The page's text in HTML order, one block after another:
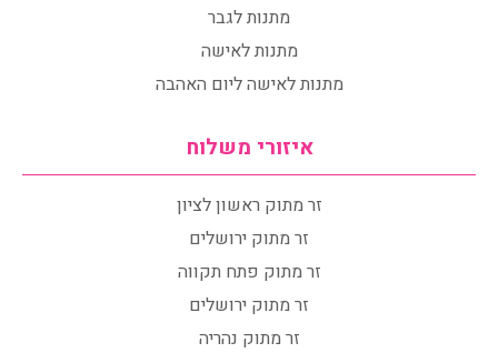
מתנות לגבר
מתנות לאישה
מתנות לאישה ליום האהבה
איזורי משלוח
זר מתוק ראשון לציון
זר מתוק ירושלים
זר מתוק פתח תקווה
זר מתוק ירושלים
זר מתוק נהריה